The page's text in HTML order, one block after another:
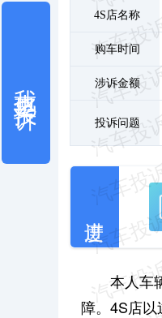
4S店名称
购车时间
涉诉金额
投诉问题
本人车
障。4S店